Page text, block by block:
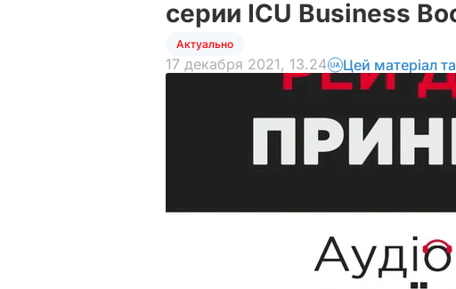
серии ICU Business
Актуально
17 декабря 2021, 13.24 Цей матеріал